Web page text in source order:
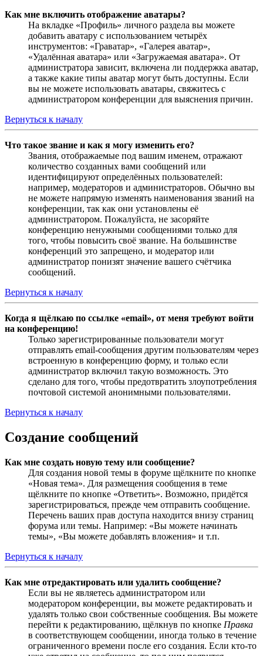
Как мне включить отображение аватары?
На вкладке «Профиль» личного раздела вы можете
добавить аватару с использованием четырёх
инструментов: «Граватар», «Галерея аватар»,
«Удалённая аватара» или «Загружаемая аватара». От
администратора зависит, включена ли поддержка аватар,
а также какие типы аватар могут быть доступны. Если
вы не можете использовать аватары, свяжитесь с
администратором конференции для выяснения причин.
Вернуться к началу
Что такое звание и как я могу изменить его?
Звания, отображаемые под вашим именем, отражают
количество созданных вами сообщений или
идентифицируют определённых пользователей:
например, модераторов и администраторов. Обычно вы
не можете напрямую изменять наименования званий на
конференции, так как они установлены её
администратором. Пожалуйста, не засоряйте
конференцию ненужными сообщениями только для
того, чтобы повысить своё звание. На большинстве
конференций это запрещено, и модератор или
администратор понизят значение вашего счётчика
сообщений.
Вернуться к началу
Когда я щёлкаю по ссылке «email», от меня требуют войти
на конференцию!
Только зарегистрированные пользователи могут
отправлять email-сообщения другим пользователям через
встроенную в конференцию форму, и только если
администратор включил такую возможность. Это
сделано для того, чтобы предотвратить злоупотребления
почтовой системой анонимными пользователями.
Вернуться к началу
Создание сообщений
Как мне создать новую тему или сообщение?
Для создания новой темы в форуме щёлкните по кнопке
«Новая тема». Для размещения сообщения в теме
щёлкните по кнопке «Ответить». Возможно, придётся
зарегистрироваться, прежде чем отправить сообщение.
Перечень ваших прав доступа находится внизу страниц
форума или темы. Например: «Вы можете начинать
темы», «Вы можете добавлять вложения» и т.п.
Вернуться к началу
Как мне отредактировать или удалить сообщение?
Если вы не являетесь администратором или
модератором конференции, вы можете редактировать и
удалять только свои собственные сообщения. Вы можете
перейти к редактированию, щёлкнув по кнопке Правка
в соответствующем сообщении, иногда только в течение
ограниченного времени после его создания. Если кто-то